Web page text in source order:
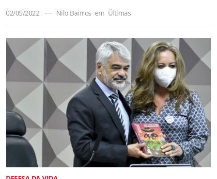
02/05/2022 — Nilo Bairros em Últimas